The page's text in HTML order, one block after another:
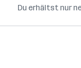
Du erhältst nur